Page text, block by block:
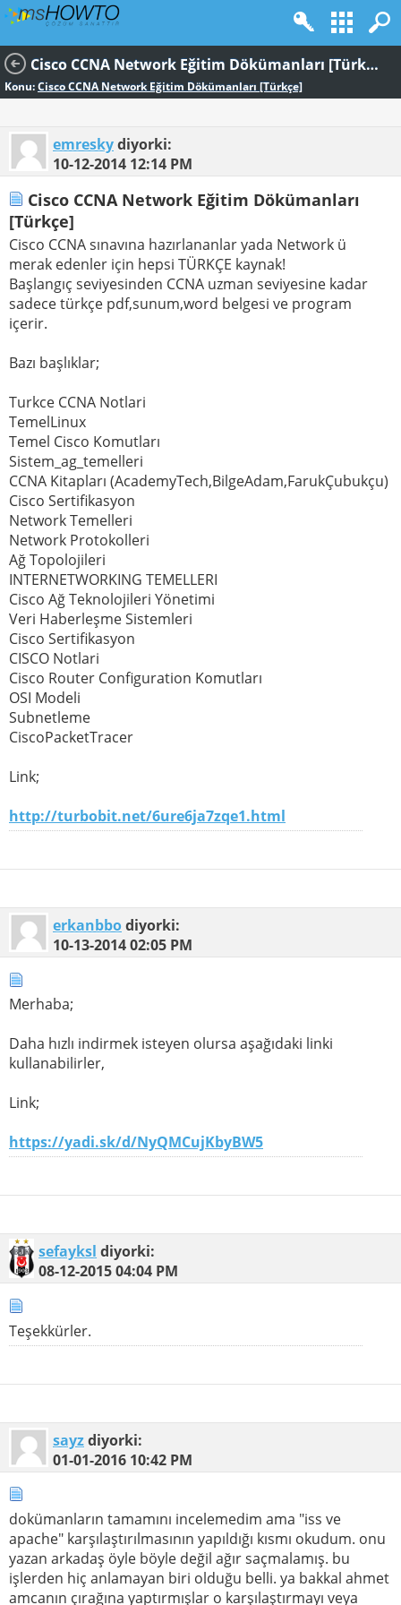
Cisco CCNA Network Eğitim Dökümanları [Türkçe]
Konu:Cisco CCNA Network Eğitim Dökümanları [Türkçe]
emreskydiyorki:
10-12-2014 12:14 PM
Cisco CCNA Network Eğitim Dökümanları
[Türkçe]
Cisco CCNA sınavına hazırlananlar yada Network ü
merak edenler için hepsi TÜRKÇE kaynak!
Başlangıç seviyesinden CCNA uzman seviyesine kadar
sadece türkçe pdf,sunum,word belgesi ve program
içerir.
Bazı başlıklar;
Turkce CCNA Notlari
TemelLinux
Temel Cisco Komutları
Sistem_ag_temelleri
CCNA Kitapları (AcademyTech,BilgeAdam,FarukÇubukçu)
Cisco Sertifikasyon
Network Temelleri
Network Protokolleri
Ağ Topolojileri
INTERNETWORKING TEMELLERI
Cisco Ağ Teknolojileri Yönetimi
Veri Haberleşme Sistemleri
Cisco Sertifikasyon
CISCO Notlari
Cisco Router Configuration Komutları
OSI Modeli
Subnetleme
CiscoPacketTracer
Link;
http://turbobit.net/6ure6ja7zqe1.html
erkanbbodiyorki:
10-13-201402:05 PM
Merhaba;
Daha hızlı indirmek isteyen olursa aşağıdaki linki
kullanabilirler,
Link;
https://yadi.sk/d/NyQMCujKbyBW5
sefayksl diyorki:
08-12-201504:04 PM
Teşekkürler.
sayzdiyorki:
01-01-2016 10:42 PM
dokümanların tamamını incelemedim ama "iss ve
apache" karşılaştırılmasının yapıldığı kısmı okudum. onu
yazan arkadaş öyle böyle değil ağır saçmalamış. bu
işlerden hiç anlamayan biri olduğu belli. ya bakkal ahmet
amcanın çırağına yaptırmışlar o karşılaştırmayı veya